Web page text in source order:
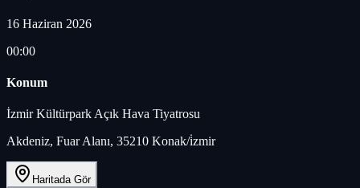
16 Haziran 2026
00:00
Konum
İzmir Kültürpark Açık Hava Tiyatrosu
Akdeniz, Fuar Alanı, 35210 Konak/i̇zmir
Haritada Gör